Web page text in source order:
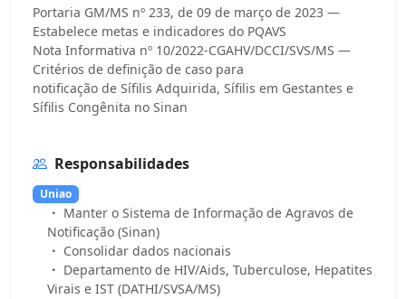
Portaria GM/MS nº 233, de 09 de março de 2023 —
Estabelece metas e indicadores do PQAVS
Nota Informativa nº 10/2022-CGAHV/DCCI/SVS/MS —
Critérios de definição de caso para
notificação de Sífilis Adquirida, Sífilis em Gestantes e
Responsabilidades
Uniao
Manter o Sistema de Informação de Agravos de
Notificação (Sinan)
Consolidar dados nacionais
Departamento de HIV/Aids, Tuberculose, Hepatites
Virais e IST (DATHI/SVSA/MS)